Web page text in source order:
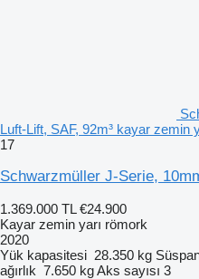
Luft-Lift, SAF, 92m³ kayar zemin
17
Schwarzmüller J-Serie,
1.369.000 TL €24.900
Kayar zemin yarı römork
2020
Yük kapasitesi 28.350 kg
ağırlık 7.650 kgAks sayısı 3